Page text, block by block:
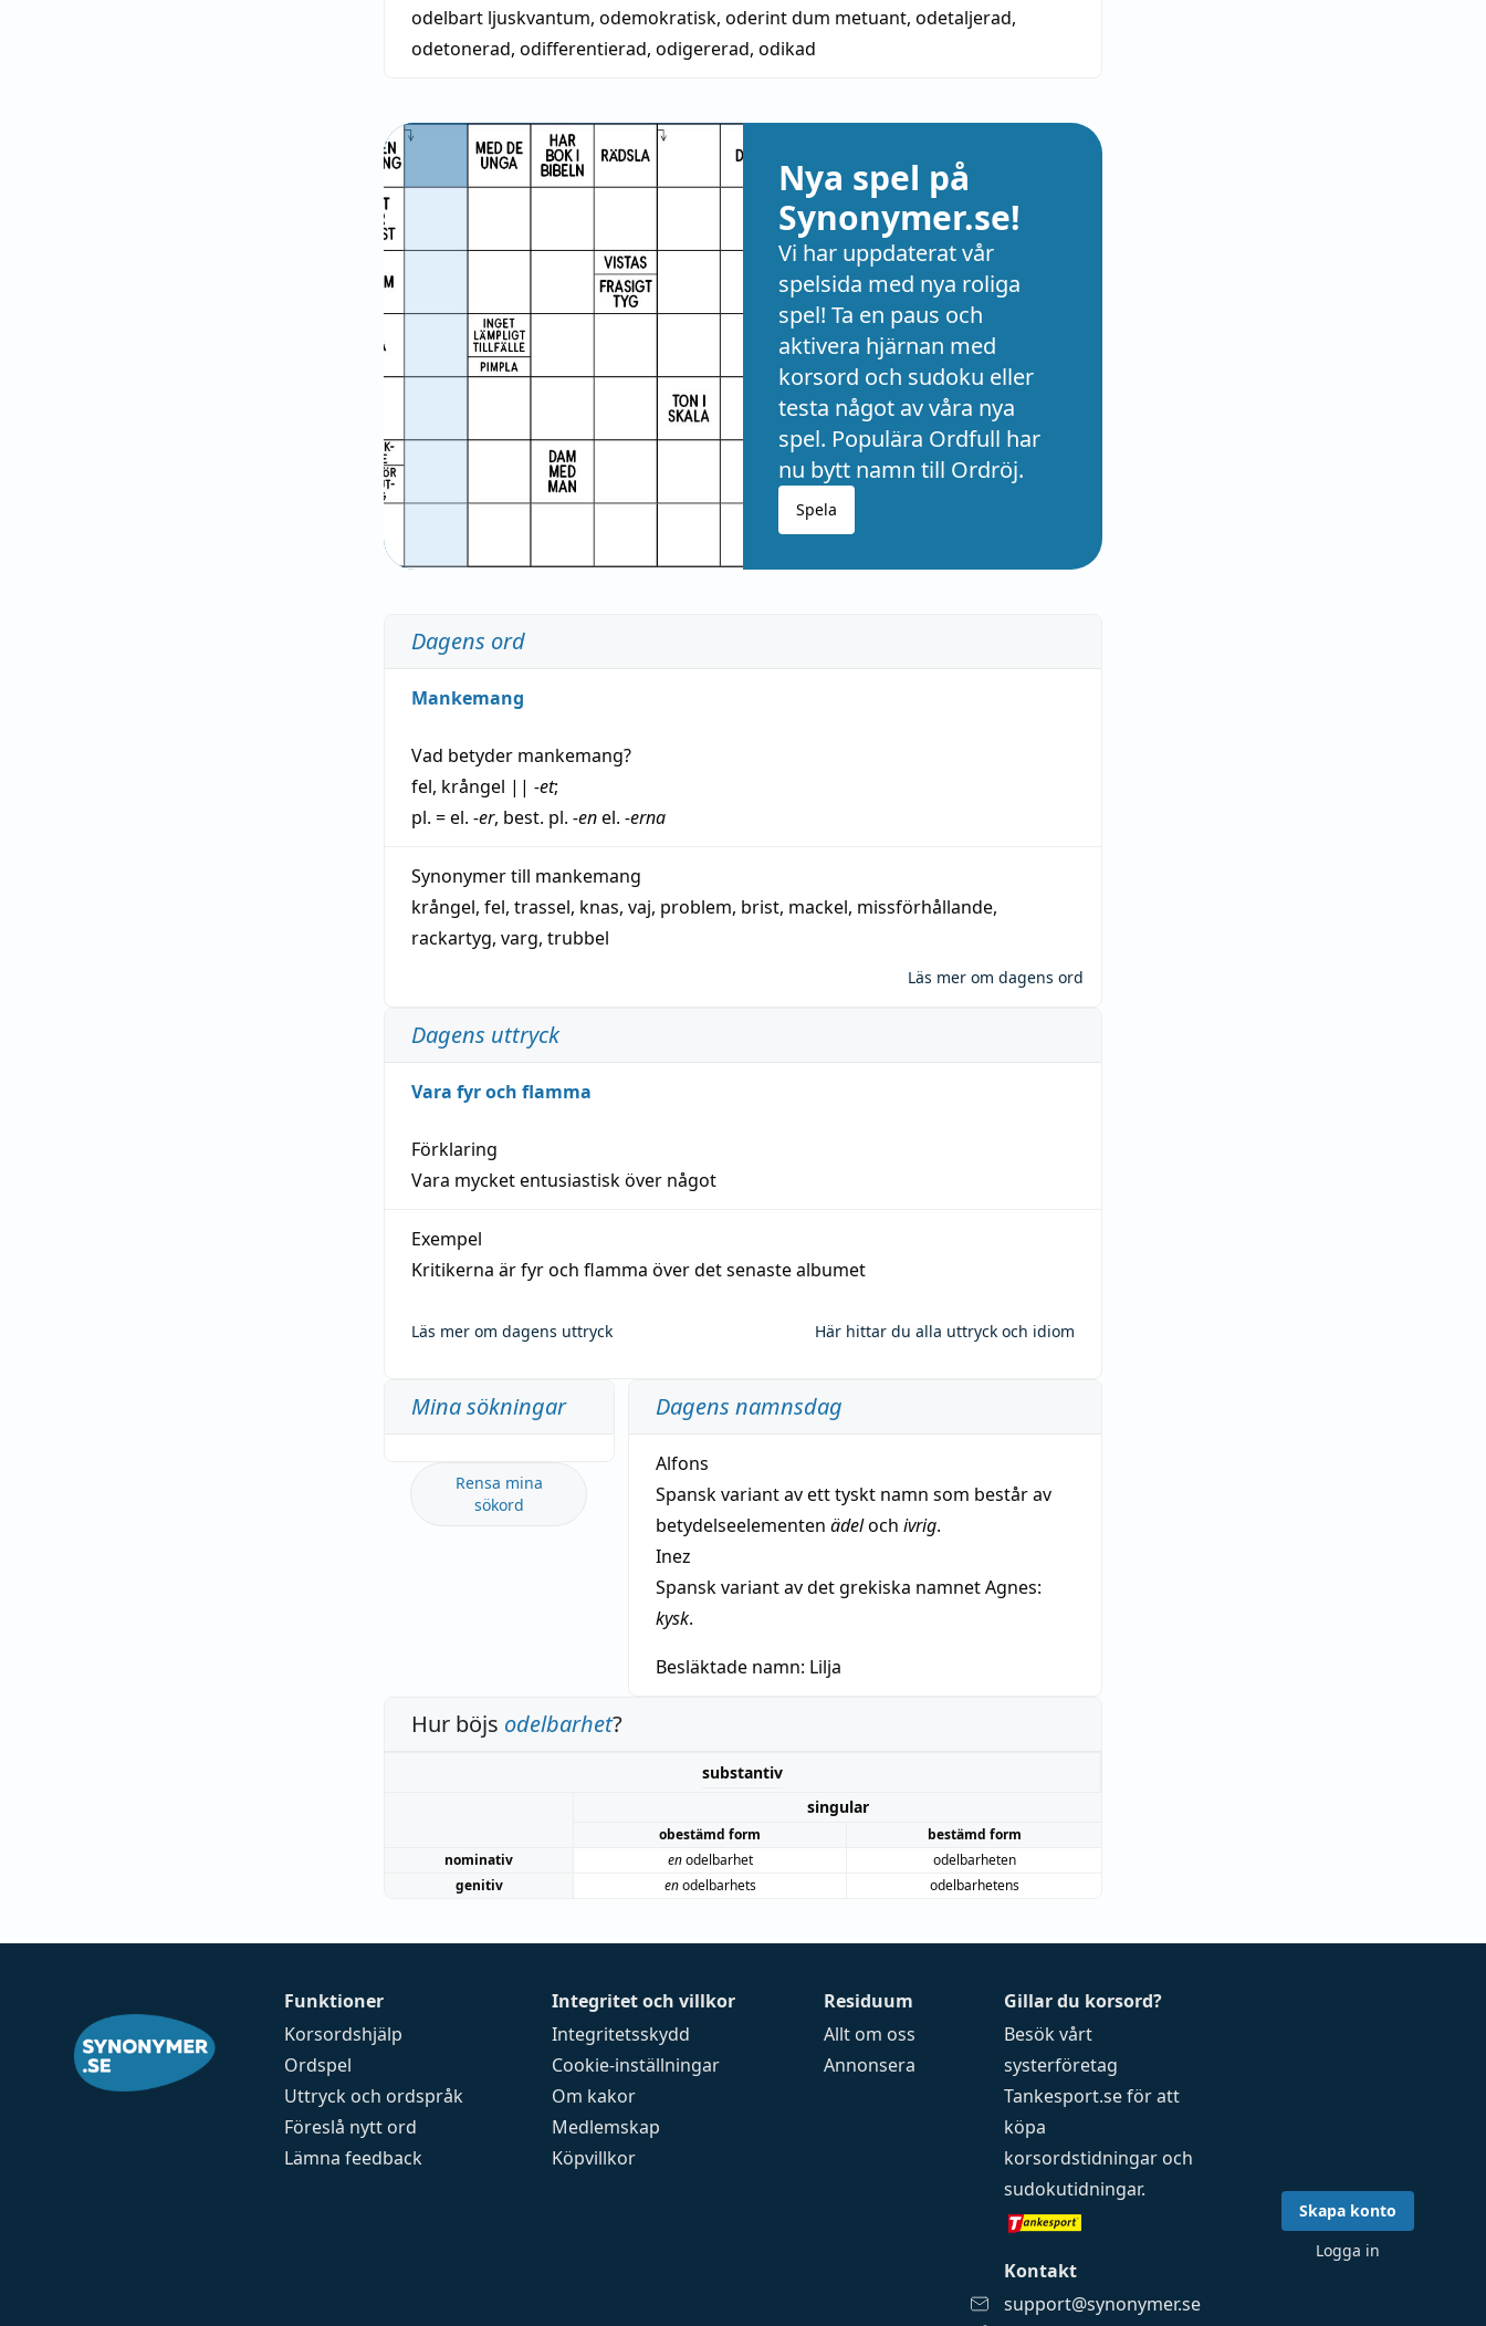
odelbart ljuskvantum, odemokratisk, oderint dum metuant, odetaljerad,
odetonerad, odifferentierad, odigererad, odikad
Nya spel på
Synonymer.se!
Vi har uppdaterat vår
spelsida med nya roliga
spel! Ta en paus och
aktivera hjärnan med
korsord och sudoku eller
testa något av våra nya
spel. Populära Ordfull har
nu bytt namn till Ordröj.
Spela
Dagens ord
Mankemang
Vad betyder mankemang?
fel, krångel || -et;
pl. = el. -er, best. pl. -enel. -erna
Synonymer till mankemang
krångel, fel, trassel, knas, vaj, problem, brist, mackel, missförhållande,
rackartyg, varg, trubbel
Läs mer om dagens ord
Dagens uttryck
Vara fyr och flamma
Förklaring
Vara mycket entusiastisk över något
Exempel
Kritikerna är fyr och flamma över det senaste albumet
Läs mer om dagens uttryck Här hittar du alla uttryck och idiom
Mina sökningar
Rensa mina
sökord
Dagens namnsdag
Alfons
Spansk variant av ett tyskt namn som består av
betydelseelementen ädeloch ivrig.
Inez
Spansk variant av det grekiska namnet Agnes:
kysk.
Besläktade namn: Lilja
Hur böjs odelbarhet?
substantiv
singular
obestämd form
bestämd form
nominativ
enodelbarhet
odelbarheten
genitiv
enodelbarhets odelbarhetens
Funktioner
Korsordshjälp
Ordspel
Uttryck och ordspråk
Föreslå nytt ord
Lämna feedback
Integritet och villkor
Integritetsskydd
Cookie-inställningar
Om kakor
Medlemskap
Köpvillkor
Residuum
Allt om oss
Annonsera
Gillar du korsord?
Besök vårt
systerföretag
Tankesport.seför att
köpa
korsordstidningar och
sudokutidningar.
Kontakt
support@synonymer.se
Skapa konto
Logga in